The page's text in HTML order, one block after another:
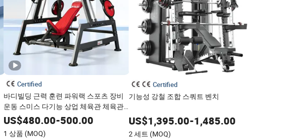
Certified
바디빌딩 근력 훈련 파워랙 스포츠 장비
운동 스미스 다기능 상업 체육관 체육관
피트니스 기계
US$480.00-500.00
1 상품 (MOQ)
Certified
기능성 강철 조합 스쿼트 벤치
US$1,395.00-1,485.00
2 세트 (MOQ)